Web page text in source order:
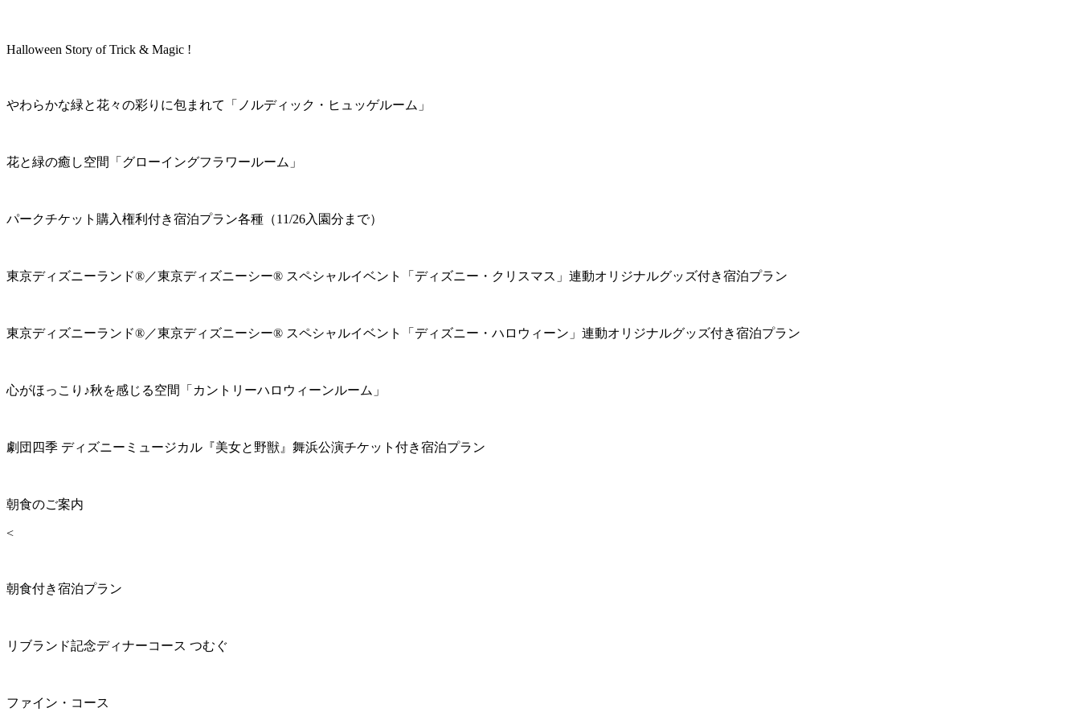
Halloween Story of Trick & Magic !
やわらかな緑と花々の彩りに包まれて「ノルディック・ヒュッゲルーム」
花と緑の癒し空間「グローイングフラワールーム」
パークチケット購入権利付き宿泊プラン各種（11/26入園分まで）
東京ディズニーランド®／東京ディズニーシー® スペシャルイベント「ディズニー・クリスマス」連動オリジナルグッズ付き宿泊プラン
東京ディズニーランド®／東京ディズニーシー® スペシャルイベント「ディズニー・ハロウィーン」連動オリジナルグッズ付き宿泊プラン
心がほっこり♪秋を感じる空間「カントリーハロウィーンルーム」
劇団四季 ディズニーミュージカル『美女と野獣』舞浜公演チケット付き宿泊プラン
朝食のご案内
<
朝食付き宿泊プラン
リブランド記念ディナーコース つむぐ
ファイン・コース